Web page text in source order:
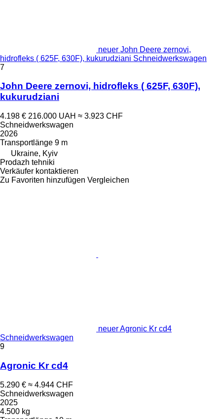
neuer John Deere zernovi,
hidrofleks ( 625F, 630F), kukurudziani Schneidwerkswagen
7
John Deere zernovi, hidrofleks ( 625F, 630F),
kukurudziani
4.198 € 216.000 UAH ≈ 3.923 CHF
Schneidwerkswagen
2026
Transportlänge 9 m
Ukraine, Kyiv
Prodazh tehniki
Verkäufer kontaktieren
Zu Favoriten hinzufügen Vergleichen
neuer Agronic Kr cd4
Schneidwerkswagen
9
Agronic Kr cd4
5.290 € ≈ 4.944 CHF
Schneidwerkswagen
2025
4.500 kg